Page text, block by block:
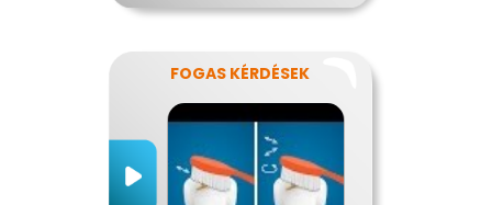
FOGAS KÉRDÉSEK